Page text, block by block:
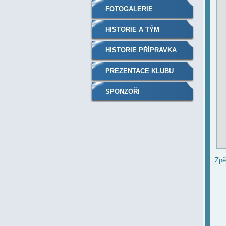
FOTOGALERIE
HISTORIE A TÝM
HISTORIE PŘÍPRAVKA
PREZENTACE KLUBU
SPONZOŘI